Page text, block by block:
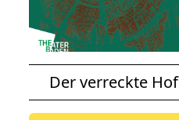
Der verreckte Hof